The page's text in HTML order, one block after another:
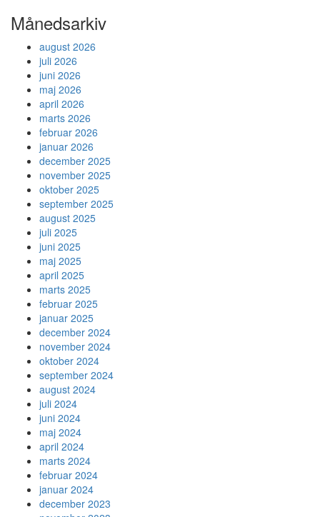
Månedsarkiv
august 2026
juli 2026
juni 2026
maj 2026
april 2026
marts 2026
februar 2026
januar 2026
december 2025
november 2025
oktober 2025
september 2025
august 2025
juli 2025
juni 2025
maj 2025
april 2025
marts 2025
februar 2025
januar 2025
december 2024
november 2024
oktober 2024
september 2024
august 2024
juli 2024
juni 2024
maj 2024
april 2024
marts 2024
februar 2024
januar 2024
december 2023